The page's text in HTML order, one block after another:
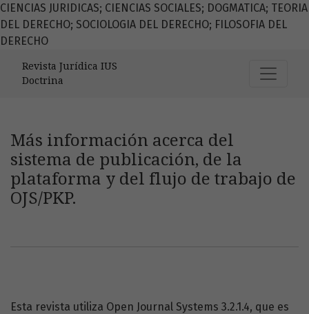
CIENCIAS JURIDICAS; CIENCIAS SOCIALES; DOGMATICA; TEORIA
DEL DERECHO; SOCIOLOGIA DEL DERECHO; FILOSOFIA DEL
DERECHO
Revista Jurídica IUS
Doctrina
Más información acerca del
sistema de publicación, de la
plataforma y del flujo de trabajo de
OJS/PKP.
Esta revista utiliza Open Journal Systems 3.2.1.4, que es